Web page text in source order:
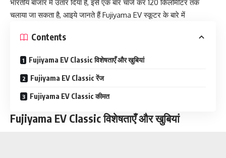
भारतीय बाजार में उतार दिया है, इसे एक बार चार्ज कर 120 किलोमीटर तक
चलाया जा सकता है, आइये जानते हैं Fujiyama EV स्कूटर के बारे में
Contents
Fujiyama EV Classic विशेषताएँ और खुबियां
Fujiyama EV Classic रेंज
Fujiyama EV Classic कीमत
Fujiyama EV Classic विशेषताएँ और खुबियां